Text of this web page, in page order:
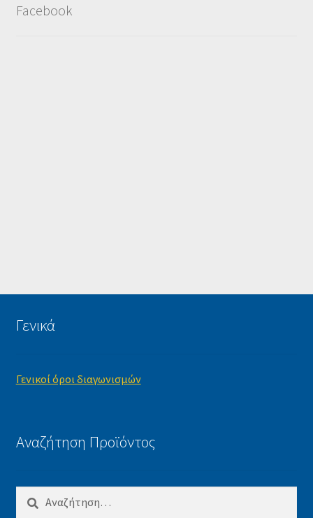
Facebook
Γενικά
Γενικοί όροι διαγωνισμών
Αναζήτηση Προϊόντος
Αναζήτηση